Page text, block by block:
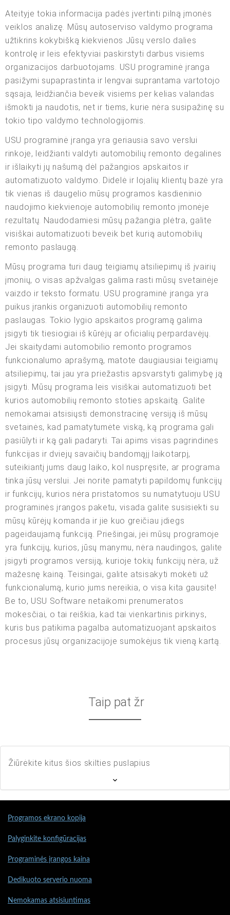
Ateityje tokia informacija padės įvertinti pilną įmonės
veiklos analizę. Mūsų autoserviso valdymo programa
užtikrins kokybišką kiekvienos Jūsų verslo dalies
kontrolę ir leis efektyviai paskirstyti darbus visiems
organizacijos darbuotojams. USU programinė įranga
pasižymi supaprastinta ir lengvai suprantama vartotojo
sąsaja, leidžiančia beveik visiems per kelias valandas
išmokti ja naudotis, net ir tiems, kurie nėra susipažinę su
tokio tipo valdymo technologijomis.
USU programinė įranga yra geriausia savo verslui
rinkoje, leidžianti valdyti automobilių remonto degalines
ir išlaikyti jų našumą dėl pažangios apskaitos ir
automatizuoto valdymo. Didelė ir lojalių klientų bazė yra
tik vienas iš daugelio mūsų programos kasdieninio
naudojimo kiekvienoje automobilių remonto įmonėje
rezultatų. Naudodamiesi mūsų pažangia plėtra, galite
visiškai automatizuoti beveik bet kurią automobilių
remonto paslaugą.
Mūsų programa turi daug teigiamų atsiliepimų iš įvairių
įmonių, o visas apžvalgas galima rasti mūsų svetainėje
vaizdo ir teksto formatu. USU programinė įranga yra
puikus įrankis organizuoti automobilių remonto
paslaugas. Tokio lygio apskaitos programą galima
įsigyti tik tiesiogiai iš kūrėjų ar oficialių perpardavėjų.
Jei skaitydami automobilio remonto programos
funkcionalumo aprašymą, matote daugiausiai teigiamų
atsiliepimų, tai jau yra priežastis apsvarstyti galimybę ją
įsigyti. Mūsų programa leis visiškai automatizuoti bet
kurios automobilių remonto stoties apskaitą. Galite
nemokamai atsisiųsti demonstracinę versiją iš mūsų
svetainės, kad pamatytumėte viską, ką programa gali
pasiūlyti ir ką gali padaryti. Tai apims visas pagrindines
funkcijas ir dviejų savaičių bandomąjį laikotarpį,
suteikiantį jums daug laiko, kol nuspręsite, ar programa
tinka jūsų verslui. Jei norite pamatyti papildomų funkcijų
ir funkcijų, kurios nėra pristatomos su numatytuoju USU
programinės įrangos paketu, visada galite susisiekti su
mūsų kūrėjų komanda ir jie kuo greičiau įdiegs
pageidaujamą funkciją. Priešingai, jei mūsų programoje
yra funkcijų, kurios, jūsų manymu, nėra naudingos, galite
įsigyti programos versiją, kurioje tokių funkcijų nėra, už
mažesnę kainą. Teisingai, galite atsisakyti mokėti už
funkcionalumą, kurio jums nereikia, o visa kita gausite!
Be to, USU Software netaikomi prenumeratos
mokesčiai, o tai reiškia, kad tai vienkartinis pirkinys,
kuris bus patikima pagalba automatizuojant apskaitos
procesus jūsų organizacijoje sumokėjus tik vieną kartą.
Taip pat žr
Žiūrėkite kitus šios skilties puslapius
Programos ekrano kopija
Palyginkite konfigūracijas
Programinės įrangos kaina
Dedikuoto serverio nuoma
Nemokamas atsisiuntimas